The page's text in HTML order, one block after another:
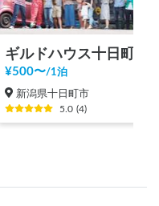
ギルドハウス十日町
¥500〜/1泊
新潟県十日町市
5.0 (4)